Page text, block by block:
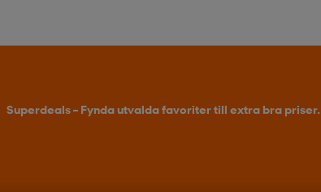
Superdeals – Fynda utvalda favoriter till extra bra priser.